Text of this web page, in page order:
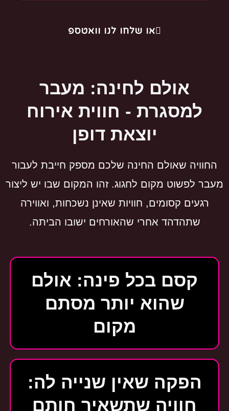
או שלחו לנו וואטספ
אולם לחינה: מעבר
למסגרת - חווית אירוח
יוצאת דופן
החוויה שאולם החינה שלכם מספק חייבת לעבור
מעבר לפשוט מקום לחגוג. זהו המקום שבו יש ליצור
רגעים קסומים, חוויות שאינן נשכחות, ואווירה
שתהדהד אחרי שהאורחים ישובו הביתה.
קסם בכל פינה: אולם
שהוא יותר מסתם
מקום
הפקה שאין שנייה לה:
חוויה שתשאיר חותם